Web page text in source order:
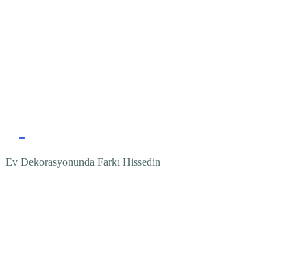
Ev Dekorasyonunda Farkı Hissedin